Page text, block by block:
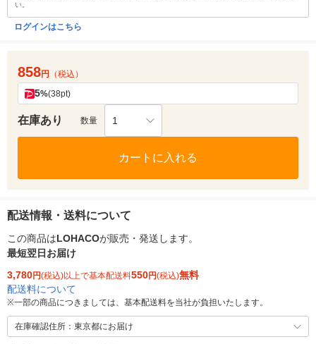
い。
ログインはこちら
858円 （税込）
5%(38pt)
在庫あり 数量 1
カートに入れる
配送情報・送料について
この商品はLOHACOが販売・発送します。
最短翌日お届け
3,780円(税込)以上で基本配送料550円(税込)無料
配送料について
※一部の商品につきましては、基本配送料を当社が負担いたします。
在庫確認住所：東京都にお届け